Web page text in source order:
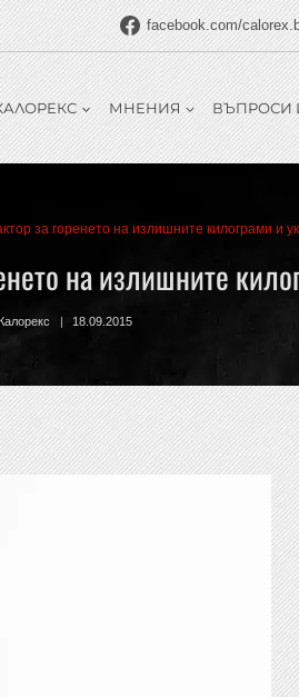
facebook.com/
МНЕНИЯ ВЪПРОСИ
за горенето на излишните килограми и
на излишните
18.09.2015